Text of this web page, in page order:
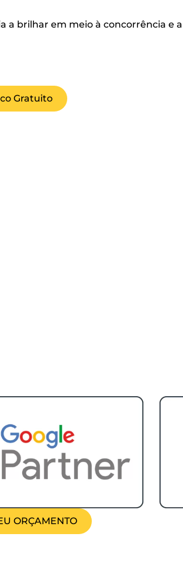
a brilhar em meio à concorrência e
Gratuito
ORÇAMENTO